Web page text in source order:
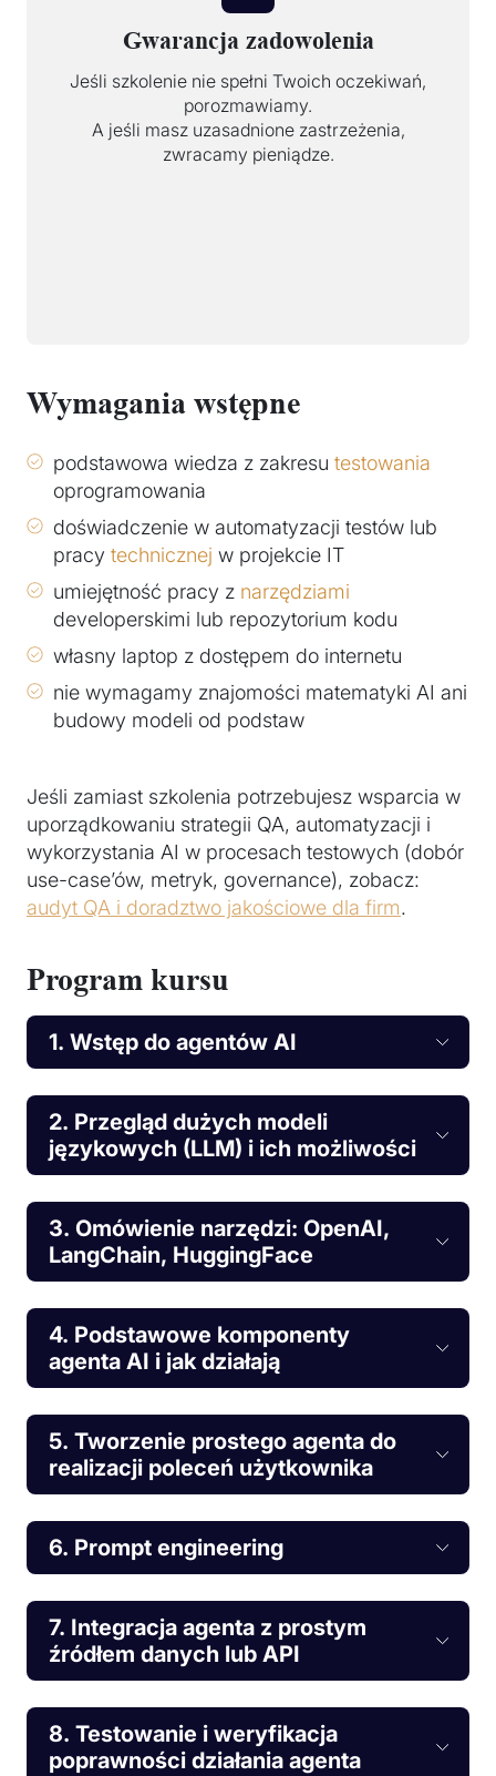
Gwarancja zadowolenia
Jeśli szkolenie nie spełni Twoich oczekiwań,
porozmawiamy.
A jeśli masz uzasadnione zastrzeżenia,
zwracamy pieniądze.
Wymagania wstępne
podstawowa wiedza z zakresu testowania
oprogramowania
doświadczenie w automatyzacji testów lub
pracy technicznej w projekcie IT
umiejętność pracy z narzędziami
developerskimi lub repozytorium kodu
własny laptop z dostępem do internetu
nie wymagamy znajomości matematyki AI ani
budowy modeli od podstaw
Jeśli zamiast szkolenia potrzebujesz wsparcia w
uporządkowaniu strategii QA, automatyzacji i
wykorzystania AI w procesach testowych (dobór
use-case’ów, metryk, governance), zobacz:
audyt QA i doradztwo jakościowe dla firm.
Program kursu
1. Wstęp do agentów AI
2. Przegląd dużych modeli
językowych (LLM) i ich możliwości
3. Omówienie narzędzi: OpenAI,
LangChain, HuggingFace
4. Podstawowe komponenty
agenta AI i jak działają
5. Tworzenie prostego agenta do
realizacji poleceń użytkownika
6. Prompt engineering
7. Integracja agenta z prostym
źródłem danych lub API
8. Testowanie i weryfikacja
poprawności działania agenta